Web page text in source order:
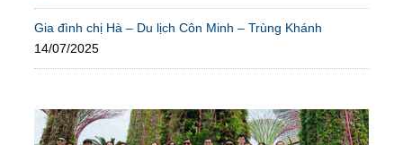
Gia đình chị Hà – Du lịch Côn Minh – Trùng Khánh
14/07/2025